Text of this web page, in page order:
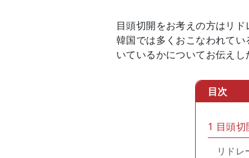
目頭切開をお考えの方はリ
韓国では多くおこなわれて
いているかについてお伝えし
目次
1 目頭
リドレ